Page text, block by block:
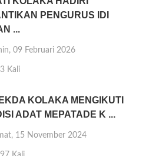
PENGURUS IDI
...
09 Februari 2026
Kali
KOLAKA MENGIKUTI
ADAT MEPATADE K ...
15 November 2024